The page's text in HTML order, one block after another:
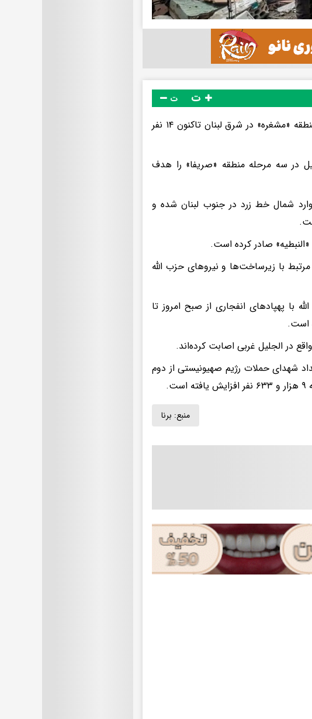
ت
به گزارش المیادین، در حمله بامداد امروز رژیم صهیونیستی به منطقه «مشغره» در شرق لبنان تاکنون ۱۴ نفر
در سه مرحله منطقه «صریفا» را هدف
وارد شمال خط زرد در جنوب لبنان شده و
صادر کرده است.
همچنین مدعی شده است که ۱۰۰ هدف مرتبط با زیرساخت‌ها و نیرو‌های حزب الله
با پهپاد‌های انفجاری از صبح امروز تا
است.
در الجلیل غربی اصابت کرده‌اند.
شهدای حملات رژیم صهیونیستی از دوم
منبع: برنا